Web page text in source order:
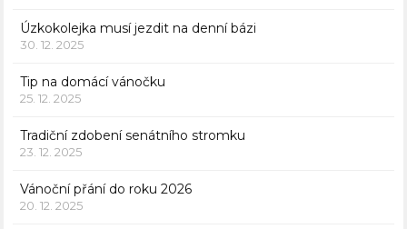
Úzkokolejka musí jezdit na denní bázi
30. 12. 2025
Tip na domácí vánočku
25. 12. 2025
Tradiční zdobení senátního stromku
23. 12. 2025
Vánoční přání do roku 2026
20. 12. 2025